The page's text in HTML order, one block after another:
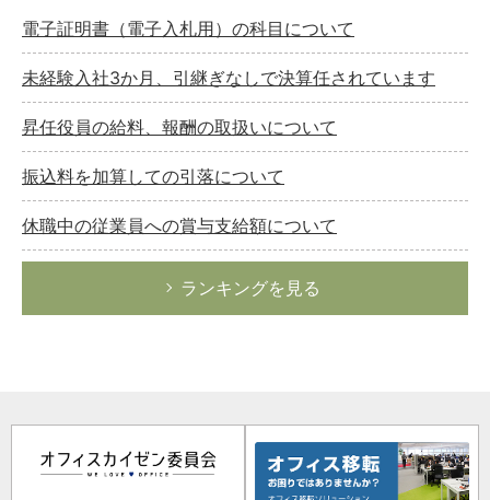
電子証明書（電子入札用）の科目について
未経験入社3か月、引継ぎなしで決算任されています
昇任役員の給料、報酬の取扱いについて
振込料を加算しての引落について
休職中の従業員への賞与支給額について
ランキングを見る